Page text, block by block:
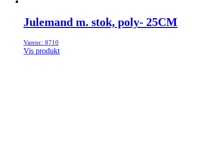
Julemand m. stok, poly- 25CM
Varenr.: 8710
Vis produkt